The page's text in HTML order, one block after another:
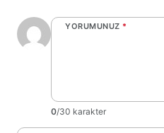
YORUMUNUZ *
0/30 karakter